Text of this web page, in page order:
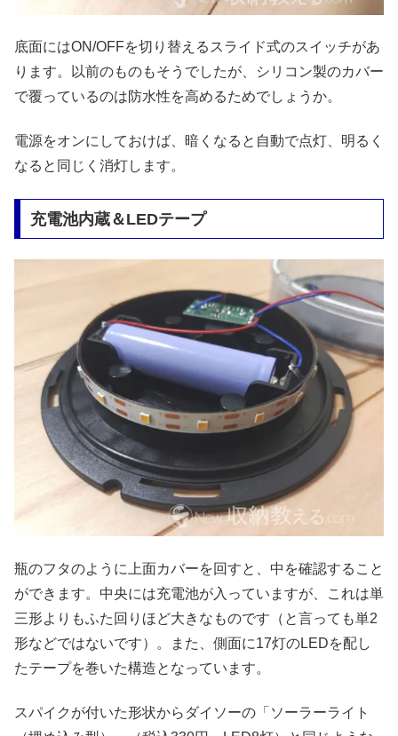
底面にはON/OFFを切り替えるスライド式のスイッチがあ
ります。以前のものもそうでしたが、シリコン製のカバー
で覆っているのは防水性を高めるためでしょうか。
電源をオンにしておけば、暗くなると自動で点灯、明るく
なると同じく消灯します。
充電池内蔵＆LEDテープ
瓶のフタのように上面カバーを回すと、中を確認すること
ができます。中央には充電池が入っていますが、これは単
三形よりもふた回りほど大きなものです（と言っても単2
形などではないです）。また、側面に17灯のLEDを配し
たテープを巻いた構造となっています。
スパイクが付いた形状からダイソーの「ソーラーライト